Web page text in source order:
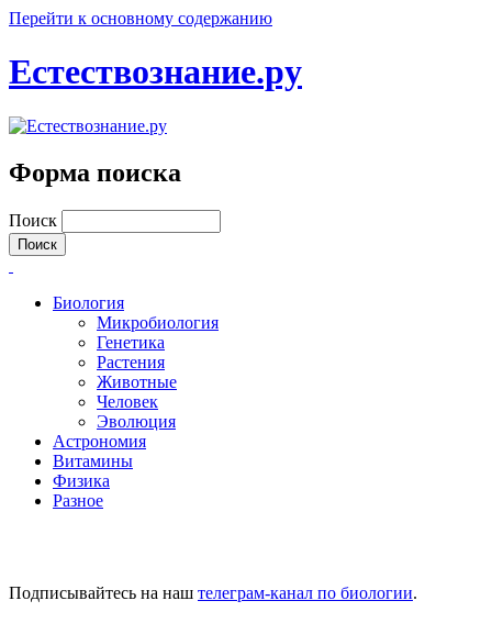
Перейти к основному содержанию
Естествознание.ру
Форма поиска
Поиск
Биология
Микробиология
Генетика
Растения
Животные
Человек
Эволюция
Астрономия
Витамины
Физика
Разное
Подписывайтесь на наш телеграм-канал по биологии.